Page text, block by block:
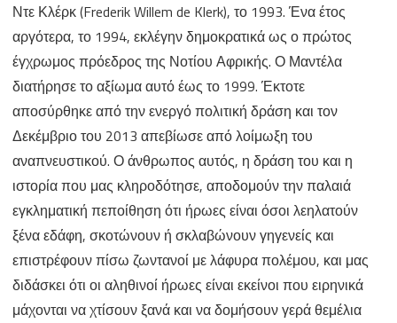
Ντε Κλέρκ (Frederik Willem de Klerk), το 1993. Ένα έτος
αργότερα, το 1994, εκλέγην δημοκρατικά ως ο πρώτος
έγχρωμος πρόεδρος της Νοτίου Αφρικής. Ο Μαντέλα
διατήρησε το αξίωμα αυτό έως το 1999. Έκτοτε
αποσύρθηκε από την ενεργό πολιτική δράση και τον
Δεκέμβριο του 2013 απεβίωσε από λοίμωξη του
αναπνευστικού. Ο άνθρωπος αυτός, η δράση του και η
ιστορία που μας κληροδότησε, αποδομούν την παλαιά
εγκληματική πεποίθηση ότι ήρωες είναι όσοι λεηλατούν
ξένα εδάφη, σκοτώνουν ή σκλαβώνουν γηγενείς και
επιστρέφουν πίσω ζωντανοί με λάφυρα πολέμου, και μας
διδάσκει ότι οι αληθινοί ήρωες είναι εκείνοι που ειρηνικά
μάχονται να χτίσουν ξανά και να δομήσουν γερά θεμέλια